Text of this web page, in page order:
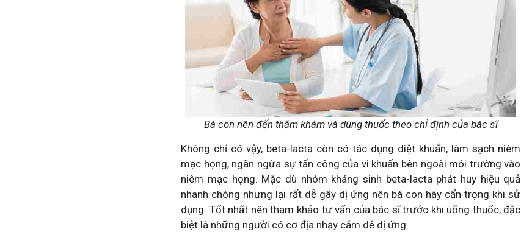
Bà con nên đến thăm khám và dùng thuốc theo chỉ định của bác sĩ
Không chỉ có vậy, beta-lacta còn có tác dụng diệt khuẩn, làm sạch niêm
mạc họng, ngăn ngừa sự tấn công của vi khuẩn bên ngoài môi trường vào
niêm mạc họng. Mặc dù nhóm kháng sinh beta-lacta phát huy hiệu quả
nhanh chóng nhưng lại rất dễ gây dị ứng nên bà con hãy cẩn trọng khi sử
dụng. Tốt nhất nên tham khảo tư vấn của bác sĩ trước khi uống thuốc, đặc
biệt là những người có cơ địa nhạy cảm dễ dị ứng.